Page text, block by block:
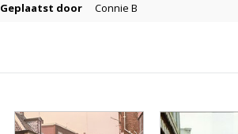
Geplaatst door Connie B